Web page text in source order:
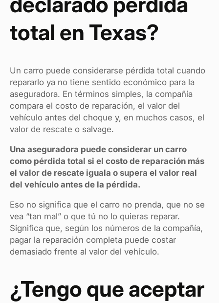
total en Texas?
Un carro puede considerarse pérdida total cuando
repararlo ya no tiene sentido económico para la
aseguradora. En términos simples, la compañía
compara el costo de reparación, el valor del
vehículo antes del choque y, en muchos casos, el
valor de rescate o salvage.
Una aseguradora puede considerar un carro
como pérdida total si el costo de reparación más
el valor de rescate iguala o supera el valor real
del vehículo antes de la pérdida.
Eso no significa que el carro no prenda, que no se
vea “tan mal” o que tú no lo quieras reparar.
Significa que, según los números de la compañía,
pagar la reparación completa puede costar
demasiado frente al valor del vehículo.
¿Tengo que aceptar